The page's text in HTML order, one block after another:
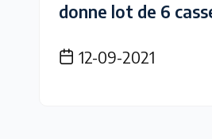
donne lot de 6
12-09-2021